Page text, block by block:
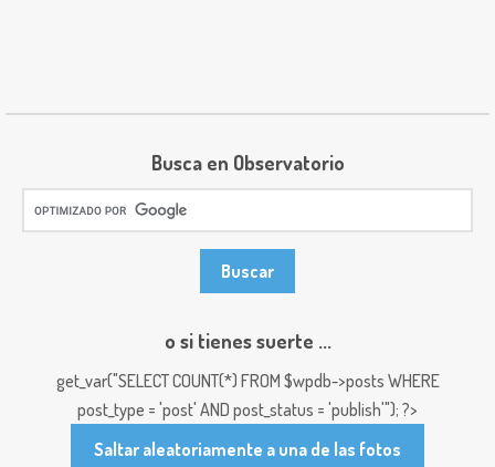
Busca en Observatorio
o si tienes suerte ...
get_var("SELECT COUNT(*) FROM $wpdb->posts WHERE
post_type = 'post' AND post_status = 'publish'"); ?>
Saltar aleatoriamente a una de las fotos